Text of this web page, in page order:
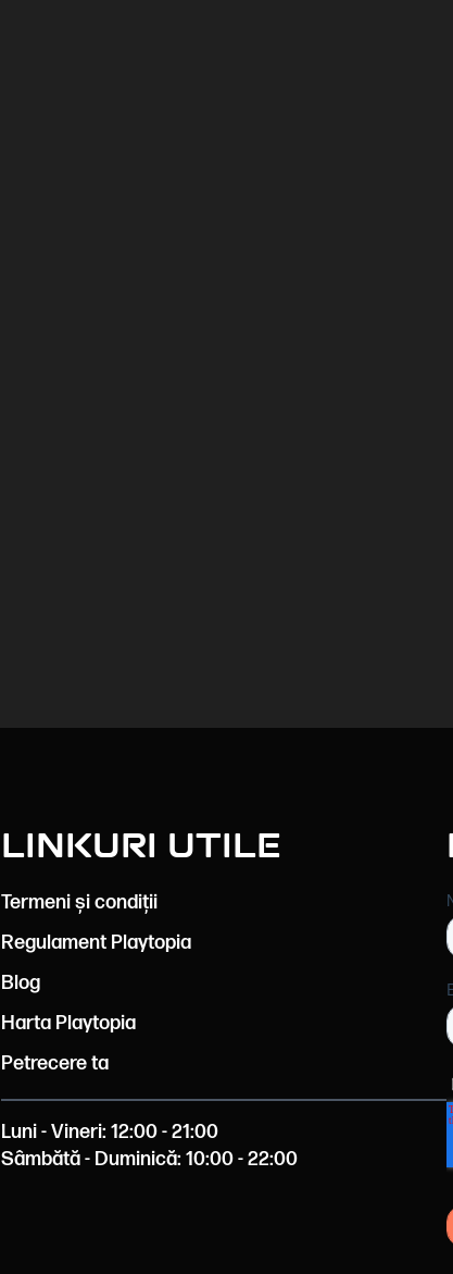
Linkuri utile
Termeni și condiții
Regulament Playtopia
Blog
Harta Playtopia
Petrecere ta
Luni - Vineri: 12:00 - 21:00
Sâmbătă - Duminică: 10:00 - 22:00